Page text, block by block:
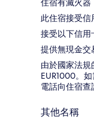
住宿有滅火器
此住宿接受信
接受以下信用
提供無現金交
由於國家法
EUR1000。
電話向住宿查
其他名稱